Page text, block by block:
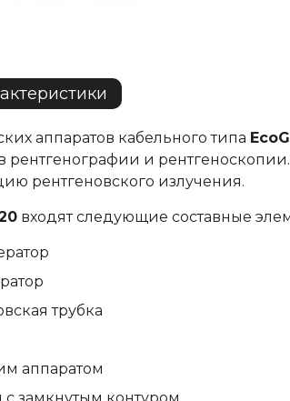
аппаратов кабельного типа
рентгенографии и
рентгеновского излучения.
входят следующие составные
трубка
аппаратом